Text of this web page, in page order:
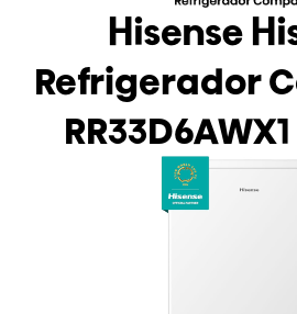
Donde comprarHisense
Refrigerador